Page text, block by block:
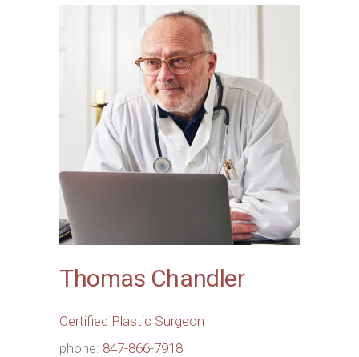
Thomas Chandler
Certified Plastic Surgeon
phone: 847-866-7918